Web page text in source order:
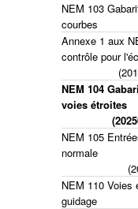
NEM 103
courbes
Annexe 1 aux
contrôle pour
NEM 104
voies étroites
NEM 105
NEM 110 Voies
guidage